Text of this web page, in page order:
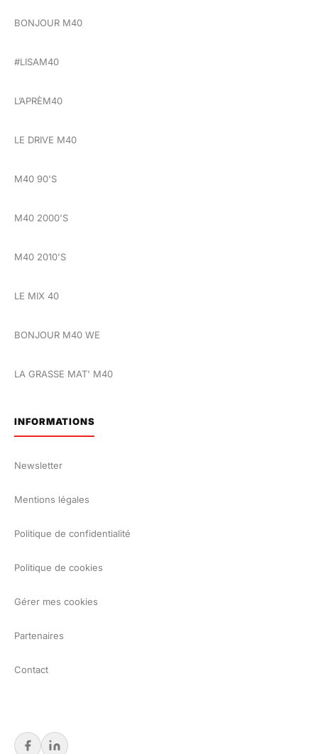
BONJOUR M40
#LISAM40
L’APRÈM40
LE DRIVE M40
M40 90'S
M40 2000'S
M40 2010'S
LE MIX 40
BONJOUR M40 WE
LA GRASSE MAT' M40
INFORMATIONS
Newsletter
Mentions légales
Politique de confidentialité
Politique de cookies
Gérer mes cookies
Partenaires
Contact